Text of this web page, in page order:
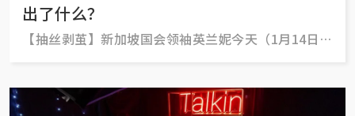
出了什么？
【抽丝剥茧】新加坡国会领袖英兰妮今天（1月14日）
袖”这个动议时，举了几个例子陈述工人党秘书长兼
国会反对党领袖毕丹星说话的pattern很奇怪。她说，